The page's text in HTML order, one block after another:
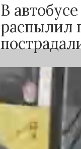
В
распылил
Вечером 24
Новосибирске
баллончика.
«Инцидент
сначала
с другими